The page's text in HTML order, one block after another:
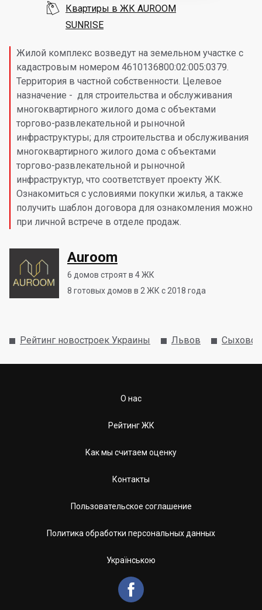
Жилой комплекс возведут на земельном участке с
кадастровым номером 4610136800:02:005:0379.
Территория в частной собственности. Целевое
назначение - для строительства и обслуживания
многоквартирного жилого дома с объектами
торгово-развлекательной и рыночной
инфраструктуры; для строительства и обслуживания
многоквартирного жилого дома с объектами
торгово-развлекательной и рыночной
инфраструктур, что соответствует проекту ЖК.
Ознакомиться с условиями покупки жилья, а также
получить шаблон договора для ознакомления можно
при личной встрече в отделе продаж.
Auroom
6 домов строят в 4 ЖК
8 готовых домов в 2 ЖК с 2018 года
 Квартиры в ЖК AUROOM
SUNRISE
Рейтинг новостроек Украины Львов
О нас
Рейтинг ЖК
Как мы считаем оценку
Контакты
Пользовательское соглашение
Политика обработки персональных данных
Українською
